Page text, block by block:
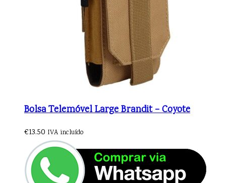
Bolsa Telemóvel Large Brandit – Coyote
€13.50 IVA incluído